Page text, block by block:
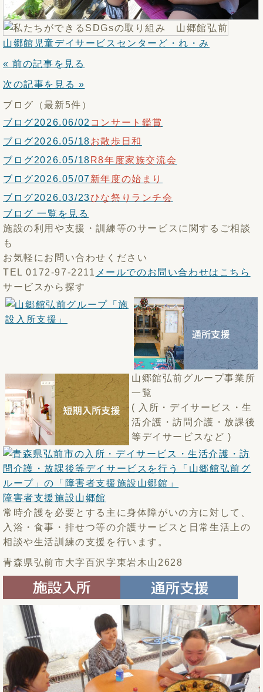
山郷館児童デイサービスセンターど・れ・み
« 前の記事を見る
次の記事を見る »
ブログ（最新5件）
ブログ2026.06/02 コンサート鑑賞
ブログ2026.05/18お散歩日和
ブログ2026.05/18 R8年度家族交流会
ブログ2026.05/07新年度の始まり
ブログ2026.03/23ひな祭りランチ会
ブログ 一覧を見る
施設の利用や支援・訓練等のサービスに関するご相談
も
お気軽にお問い合わせください
TEL 0172-97-2211 メールでのお問い合わせはこちら
サービスから探す
山郷館弘前グループ事業所
一覧
( 入所・デイサービス・生
活介護・訪問介護・放課後
等デイサービスなど )
障害者支援施設山郷館
常時介護を必要とする主に身体障がいの方に対して、
入浴・食事・排せつ等の介護サービスと日常生活上の
相談や生活訓練の支援を行います。
青森県弘前市大字百沢字東岩木山2628